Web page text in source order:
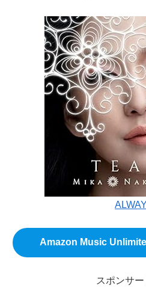
Amazon Music
スポンサー